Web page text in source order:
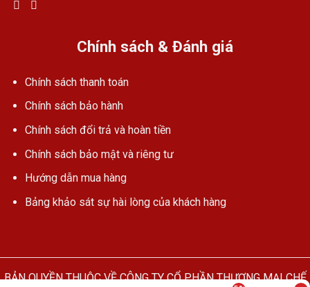
Chính sách & Đánh giá
Chính sách thanh toán
Chính sách bảo hành
Chính sách đổi trả và hoàn tiền
Chính sách bảo mật và riêng tư
Hướng dẫn mua hàng
Bảng khảo sát sự hài lòng của khách hàng
BẢN QUYỀN THUỘC VỀ CÔNG TY CỔ PHẦN THƯƠNG MẠI CHẾ